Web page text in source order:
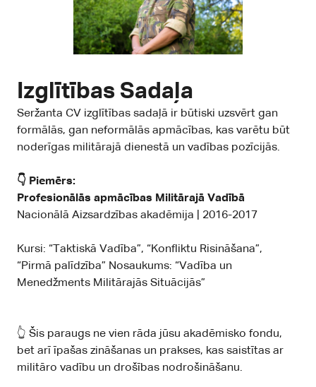
Izglītības Sadaļa
Seržanta CV izglītības sadaļā ir būtiski uzsvērt gan
formālās, gan neformālās apmācības, kas varētu būt
noderīgas militārajā dienestā un vadības pozīcijās.
👇 Piemērs:
Profesionālās apmācības Militārajā Vadībā
Nacionālā Aizsardzības akadēmija | 2016-2017
Kursi: “Taktiskā Vadība”, “Konfliktu Risināšana”,
“Pirmā palīdzība” Nosaukums: “Vadība un
Menedžments Militārajās Situācijās”
👆 Šis paraugs ne vien rāda jūsu akadēmisko fondu,
bet arī īpašas zināšanas un prakses, kas saistītas ar
militāro vadību un drošības nodrošināšanu.